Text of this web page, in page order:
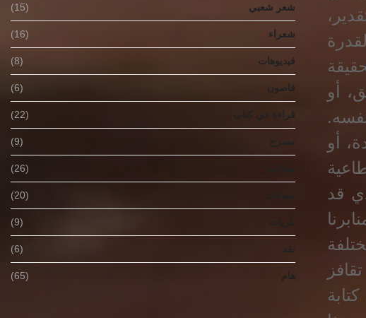
أو
أو
قد
شعر شعبي (15)
شعراء (16)
فيديوهات (8)
قاصون (6)
قراءة في كتاب (22)
مسرح (9)
(26)
(20)
نثريات (9)
نقد (6)
هام (65)